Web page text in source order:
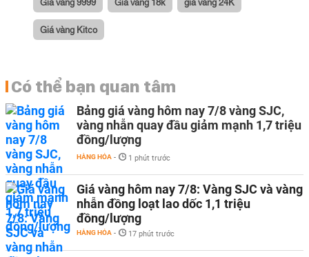
Giá vàng Kitco
Có thể bạn quan tâm
Bảng giá vàng hôm nay 7/8 vàng SJC,
vàng nhẫn quay đầu giảm mạnh 1,7 triệu
đồng/lượng
HÀNG HÓA - 1 phút trước
Giá vàng hôm nay 7/8: Vàng SJC và vàng
nhẫn đồng loạt lao dốc 1,1 triệu
đồng/lượng
HÀNG HÓA - 17 phút trước